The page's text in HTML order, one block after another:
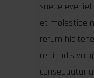
saepe
et molestiae
rerum hic
reiciendis
consequatur